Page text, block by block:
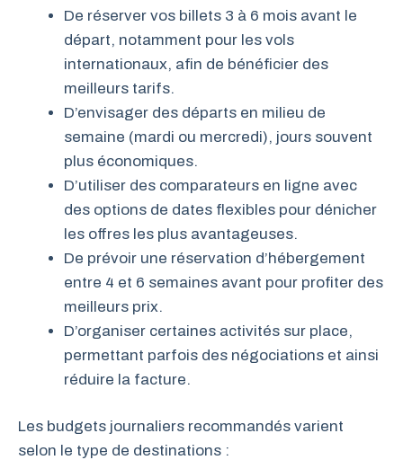
De réserver vos billets 3 à 6 mois avant le
départ, notamment pour les vols
internationaux, afin de bénéficier des
meilleurs tarifs.
D’envisager des départs en milieu de
semaine (mardi ou mercredi), jours souvent
plus économiques.
D’utiliser des comparateurs en ligne avec
des options de dates flexibles pour dénicher
les offres les plus avantageuses.
De prévoir une réservation d’hébergement
entre 4 et 6 semaines avant pour profiter des
meilleurs prix.
D’organiser certaines activités sur place,
permettant parfois des négociations et ainsi
réduire la facture.
Les budgets journaliers recommandés varient
selon le type de destinations :